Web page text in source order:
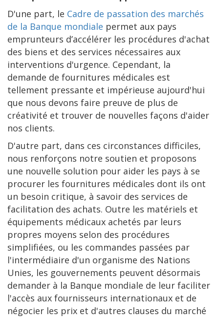
D'une part, le Cadre de passation des marchés
de la Banque mondiale permet aux pays
emprunteurs d’accélérer les procédures d'achat
des biens et des services nécessaires aux
interventions d'urgence. Cependant, la
demande de fournitures médicales est
tellement pressante et impérieuse aujourd'hui
que nous devons faire preuve de plus de
créativité et trouver de nouvelles façons d'aider
nos clients.
D'autre part, dans ces circonstances difficiles,
nous renforçons notre soutien et proposons
une nouvelle solution pour aider les pays à se
procurer les fournitures médicales dont ils ont
un besoin critique, à savoir des services de
facilitation des achats. Outre les matériels et
équipements médicaux achetés par leurs
propres moyens selon des procédures
simplifiées, ou les commandes passées par
l'intermédiaire d'un organisme des Nations
Unies, les gouvernements peuvent désormais
demander à la Banque mondiale de leur faciliter
l'accès aux fournisseurs internationaux et de
négocier les prix et d'autres clauses du marché